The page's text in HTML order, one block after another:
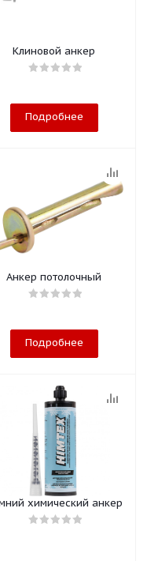
Клиновой анкер
Подробнее
Анкер потолочный
Подробнее
химический анкер